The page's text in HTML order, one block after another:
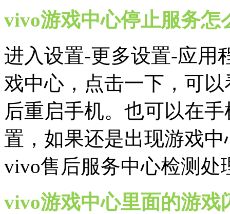
vivo游戏中心停止服务怎
进入设置-更多设置-应用
戏中心，点击一下，可
后重启手机。也可以在
置，如果还是出现游戏
vivo售后服务中心检测处
vivo游戏中心里面的游戏